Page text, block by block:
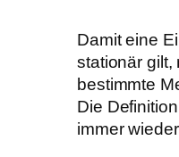
Damit eine
stationär gilt,
bestimmte
Die
immer